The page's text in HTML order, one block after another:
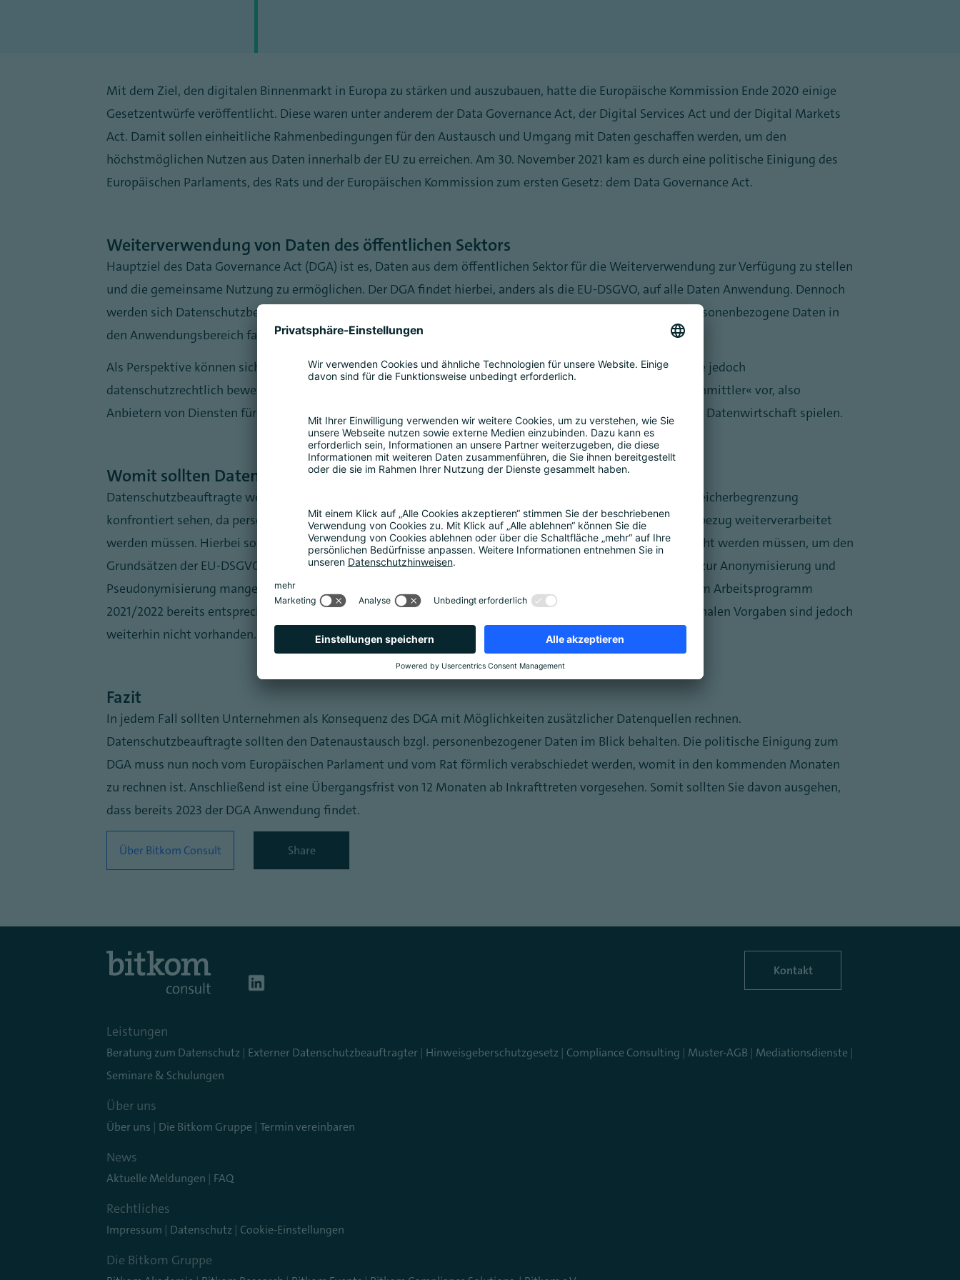
Mit dem Ziel, den digitalen Binnenmarkt in Europa zu stärken und auszubauen, hatte die Europäische Kommission Ende 2020 einige
Gesetzentwürfe veröffentlicht. Diese waren unter anderem der Data Governance Act, der Digital Services Act und der Digital Markets
Act. Damit sollen einheitliche Rahmenbedingungen für den Austausch und Umgang mit Daten geschaffen werden, um den
höchstmöglichen Nutzen aus Daten innerhalb der EU zu erreichen. Am 30. November 2021 kam es durch eine politische Einigung des
Europäischen Parlaments, des Rats und der Europäischen Kommission zum ersten Gesetz: dem Data Governance Act.
Weiterverwendung von Daten des öffentlichen Sektors
Hauptziel des Data Governance Act (DGA) ist es, Daten aus dem öffentlichen Sektor für die Weiterverwendung zur Verfügung zu stellen
und die gemeinsame Nutzung zu ermöglichen. Der DGA findet hierbei, anders als die EU-DSGVO, auf alle Daten Anwendung. Dennoch
werden sich Datenschutzbeauftragte zwangsweise mit dem DGA vertraut machen müssen, da ebenfalls personenbezogene Daten in
den Anwendungsbereich fallen.
Als Perspektive können sich Möglichkeiten für neue Datenquellen aus dem öffentlichen Bereich ergeben, die jedoch
datenschutzrechtlich bewertet werden müssen. Der DGA sieht beispielsweise Regeln für sogenannte „Datenmittler“ vor, also
Anbietern von Diensten für die gemeinsame Datennutzung. Diese sollen zukünftig eine Schlüsselrolle in der Datenwirtschaft spielen.
Womit sollten Datenschutzbeauftragte rechnen?
Datenschutzbeauftragte werden sich voraussichtlich regelmäßig mit Fragen zur Datenminimierung und Speicherbegrenzung
konfrontiert sehen, da personenbezogene Daten aus öffentlichen Quellen nicht zwangsweise mit Personenbezug weiterverarbeitet
werden müssen. Hierbei sollte bewertet werden, inwiefern personenbezogene Daten aggregiert oder gelöscht werden müssen, um den
Grundsätzen der EU-DSGVO gerecht zu werden. Problematisch ist dabei, dass es an einheitlichen Vorgaben zur Anonymisierung und
Pseudonymisierung mangelt. Positiv ist festzustellen, dass der Europäische Datenschutzausschuss (EDSA) im Arbeitsprogramm
2021/2022 bereits entsprechende „Guidelines on Anonymisation and Pseudonymisation“ ankündigte. Die finalen Vorgaben sind jedoch
weiterhin nicht vorhanden.
Fazit
In jedem Fall sollten Unternehmen als Konsequenz des DGA mit Möglichkeiten zusätzlicher Datenquellen rechnen.
Datenschutzbeauftragte sollten den Datenaustausch bzgl. personenbezogener Daten im Blick behalten. Die politische Einigung zum
DGA muss nun noch vom Europäischen Parlament und vom Rat förmlich verabschiedet werden, womit in den kommenden Monaten
zu rechnen ist. Anschließend ist eine Übergangsfrist von 12 Monaten ab Inkrafttreten vorgesehen. Somit sollten Sie davon ausgehen,
dass bereits 2023 der DGA Anwendung findet.
Über Bitkom Consult Share
Kontakt
Leistungen
Beratung zum Datenschutz | Externer Datenschutzbeauftragter | Hinweisgeberschutzgesetz | Compliance Consulting | Muster-AGB | Mediationsdienste |
Seminare & Schulungen
Über uns
Über uns | Die Bitkom Gruppe | Termin vereinbaren
News
Aktuelle Meldungen | FAQ
Rechtliches
Impressum | Datenschutz | Cookie-Einstellungen
Die Bitkom Gruppe